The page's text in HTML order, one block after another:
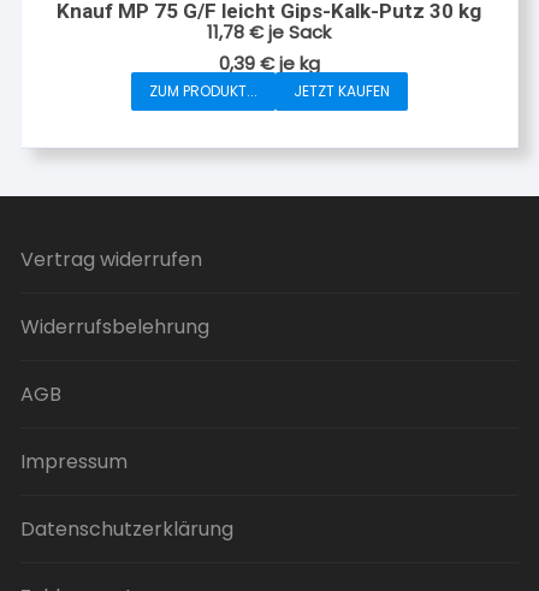
Knauf MP 75 G/F leicht Gips-Kalk-Putz 30 kg
11,78€je Sack
0,39€jekg
ZUM PRODUKT... JETZT KAUFEN
Vertrag widerrufen
Widerrufsbelehrung
AGB
Impressum
Datenschutzerklärung